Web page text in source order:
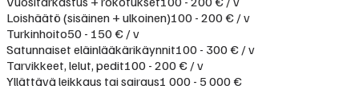
Loishäätö (sisäinen + ulkoinen)100 - 200 € / v
Turkinhoito50 - 150 € / v
Satunnaiset eläinlääkärikäynnit100 - 300 € / v
Tarvikkeet, lelut, pedit100 - 200 € / v
Yllättävä leikkaus tai sairaus1 000 - 5 000 €